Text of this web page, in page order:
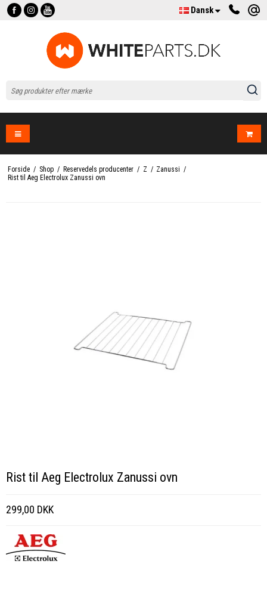
Dansk
Forside / Shop / Reservedels producenter / Z / Zanussi /
Rist til Aeg Electrolux Zanussi ovn
Rist til Aeg Electrolux Zanussi ovn
299,00 DKK